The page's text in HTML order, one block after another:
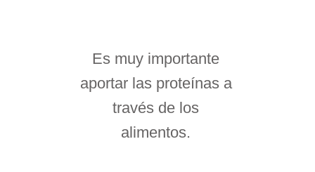
Es muy importante
aportar las proteínas a
través de los
alimentos.